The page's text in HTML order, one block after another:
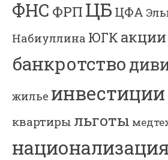
ФНС ФРП ЦБ ЦФА
Набиуллина ЮГК акции
банкротство
жилье инвестиции
квартиры льготы